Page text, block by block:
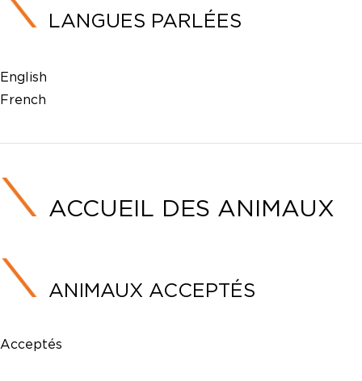
LANGUES PARLÉES
English
French
ACCUEIL DES ANIMAUX
ANIMAUX ACCEPTÉS
Acceptés